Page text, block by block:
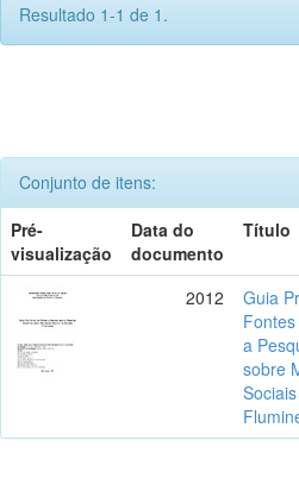
Resultado 1-1 de 1.
Conjunto de itens:
Pré-
visualização
Data do
documento
Título
2012
Guia
a
sobre